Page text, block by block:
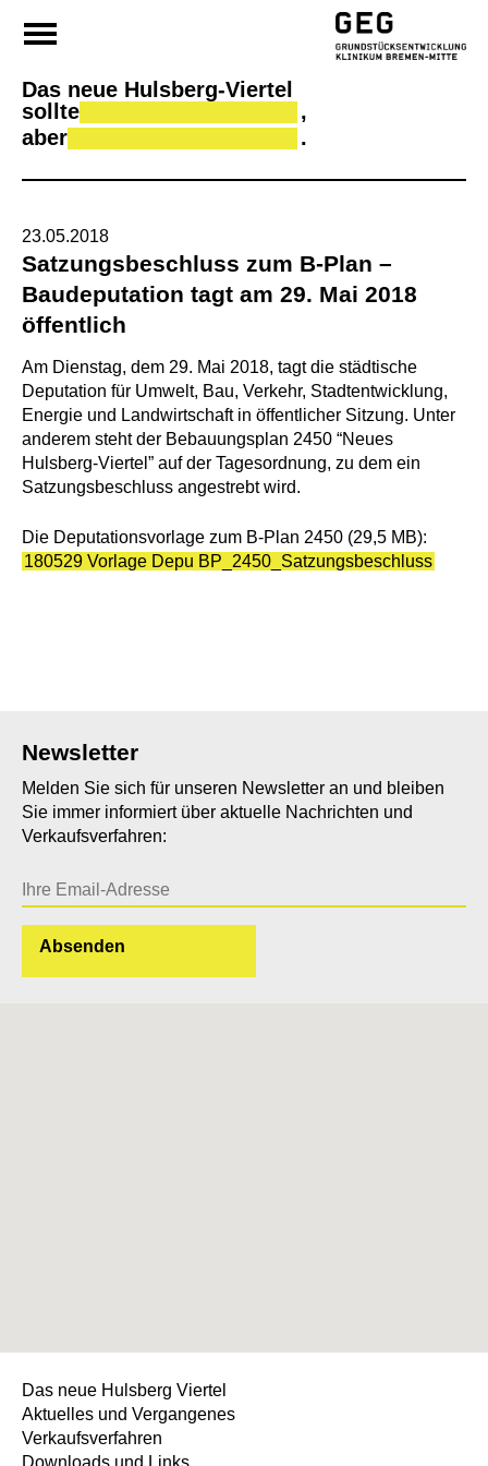
Das neue Hulsberg-Viertel
sollte
,
aber
.
23.05.2018
Satzungsbeschluss zum B-Plan –
Baudeputation tagt am 29. Mai 2018
öffentlich
Am Dienstag, dem 29. Mai 2018, tagt die städtische
Deputation für Umwelt, Bau, Verkehr, Stadtentwicklung,
Energie und Landwirtschaft in öffentlicher Sitzung. Unter
anderem steht der Bebauungsplan 2450 “Neues
Hulsberg-Viertel” auf der Tagesordnung, zu dem ein
Satzungsbeschluss angestrebt wird.
Die Deputationsvorlage zum B-Plan 2450 (29,5 MB):
180529 Vorlage Depu BP_2450_Satzungsbeschluss
Newsletter
Melden Sie sich für unseren Newsletter an und bleiben
Sie immer informiert über aktuelle Nachrichten und
Verkaufsverfahren:
Das neue Hulsberg Viertel
Aktuelles und Vergangenes
Verkaufsverfahren
Downloads und Links